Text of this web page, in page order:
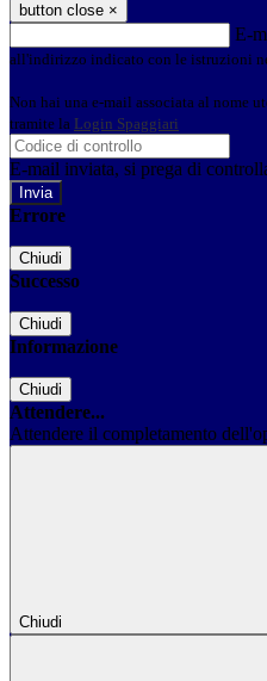
button close ×
E-
all'indirizzo indicato con le istruzioni
Non hai una e-mail associata al nome
tramite la Login Spaggiari
E-mail inviata, si prega di
Errore
Chiudi
Successo
Chiudi
Informazione
Chiudi
Attendere...
Attendere il completamento
Chiudi